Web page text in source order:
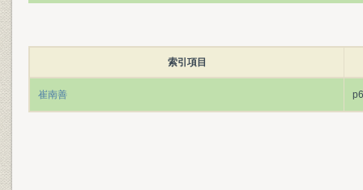
索引項目
崔南善